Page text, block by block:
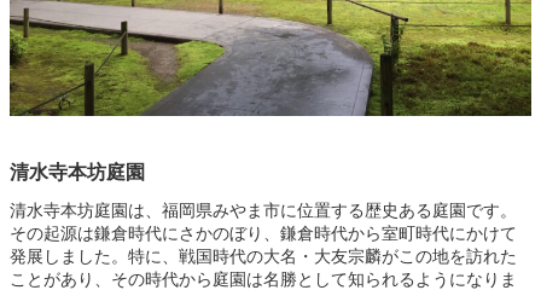
清水寺本坊庭園
清水寺本坊庭園は、福岡県みやま市に位置する歴史ある庭園です。
その起源は鎌倉時代にさかのぼり、鎌倉時代から室町時代にかけて
発展しました。特に、戦国時代の大名・大友宗麟がこの地を訪れた
ことがあり、その時代から庭園は名勝として知られるようになりま